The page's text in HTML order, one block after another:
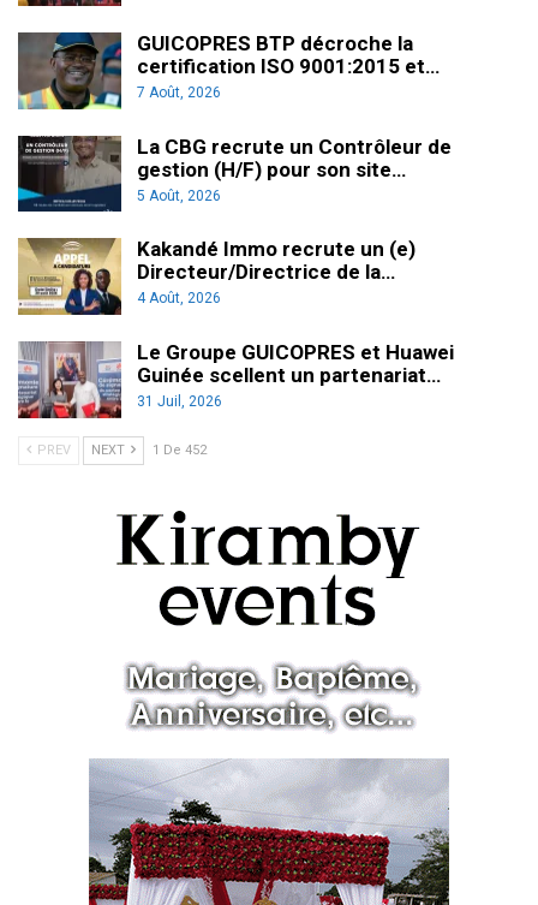
GUICOPRES BTP décroche la
certification ISO 9001:2015 et…
7 Août, 2026
La CBG recrute un Contrôleur de
gestion (H/F) pour son site…
5 Août, 2026
Kakandé Immo recrute un (e)
Directeur/Directrice de la…
4 Août, 2026
Le Groupe GUICOPRES et Huawei
Guinée scellent un partenariat…
31 Juil, 2026
PREV NEXT 1 De 452